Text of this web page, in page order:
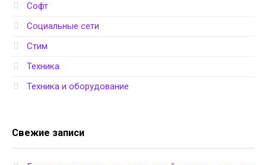
Софт
Социальные сети
Стим
Техника
Техника и оборудование
Свежие записи